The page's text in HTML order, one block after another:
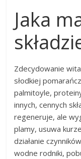
Jaka
Zdecydowanie
słodkiej
palmitoyle,
innych, cennych
regeneruje, ale
plamy, usuwa
działanie
wodne rodniki,